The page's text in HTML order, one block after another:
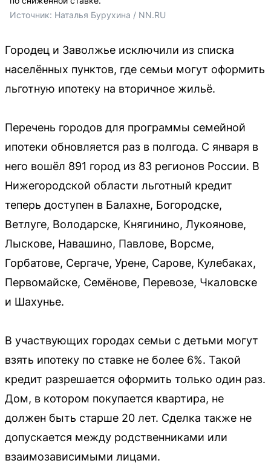
Источник: Наталья Бурухина / NN.RU
Городец и Заволжье исключили из списка
населённых пунктов, где семьи могут оформить
льготную ипотеку на вторичное жильё.
Перечень городов для программы семейной
ипотеки обновляется раз в полгода. С января в
него вошёл 891 город из 83 регионов России. В
Нижегородской области льготный кредит
теперь доступен в Балахне, Богородске,
Ветлуге, Володарске, Княгинино, Лукоянове,
Лыскове, Навашино, Павлове, Ворсме,
Горбатове, Сергаче, Урене, Сарове, Кулебаках,
Первомайске, Семёнове, Перевозе, Чкаловске
и Шахунье.
В участвующих городах семьи с детьми могут
взять ипотеку по ставке не более 6%. Такой
кредит разрешается оформить только один раз.
Дом, в котором покупается квартира, не
должен быть старше 20 лет. Сделка также не
допускается между родственниками или
взаимозависимыми лицами.